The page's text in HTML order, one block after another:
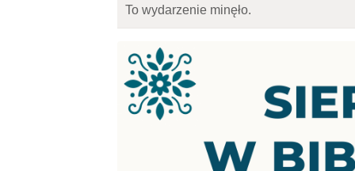
To wydarzenie minęło.